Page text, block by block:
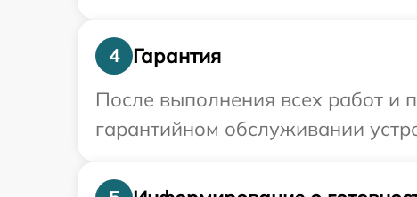
4
Гарантия
После выполнения всех работ и
гарантийном обслуживании